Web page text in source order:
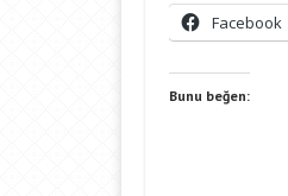
Facebook
Bunu beğen: